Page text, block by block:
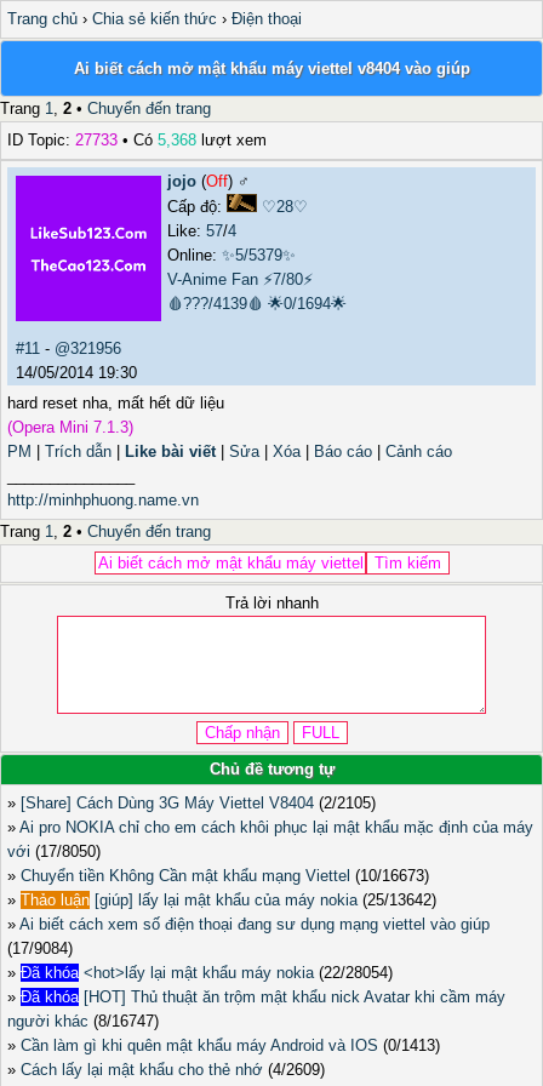
Trang chủ › Chia sẻ kiến thức › Điện thoại
Ai biết cách mở mật khẩu máy viettel v8404 vào giúp
Trang 1, 2 • Chuyển đến trang
ID Topic: 27733 • Có 5,368 lượt xem
jojo (Off) ♂️
Cấp độ:
♡28♡
Like: 57/4
Online: ✨5/5379✨
V-Anime Fan ⚡7/80⚡
🩸???/4139🩸 🌟0/1694🌟
#11 - @321956
14/05/2014 19:30
hard reset nha, mất hết dữ liệu
(Opera Mini 7.1.3)
PM
Trích dẫn Like bài viết| Sửa| Xóa| Báo cáo
Cảnh cáo
http://minhphuong.name.vn
Trang 1, 2 • Chuyển đến trang
Trả lời nhanh
Chủ đề tương tự
» [Share] Cách Dùng 3G Máy Viettel V8404 (2/2105)
» Ai pro NOKIA chỉ cho em cách khôi phục lại mật khẩu mặc định của máy
với (17/8050)
» Chuyển tiền Không Cần mật khẩu mạng Viettel (10/16673)
» Thảo luận [giúp] lấy lại mật khẩu của máy nokia(25/13642)
» Ai biết cách xem số điện thoại đang sư dụng mạng viettel vào giúp
(17/9084)
» Đã khóa <hot>lấy lại mật khẩu máy nokia(22/28054)
» Đã khóa [HOT] Thủ thuật ăn trộm mật khẩu nick Avatar khi cầm máy
người khác (8/16747)
» Cần làm gì khi quên mật khẩu máy Android và IOS (0/1413)
» Cách lấy lại mật khẩu cho thẻ nhớ (4/2609)